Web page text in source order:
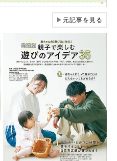
▶元記事を見る